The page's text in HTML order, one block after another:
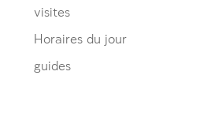
visites
Horaires du jour
guides